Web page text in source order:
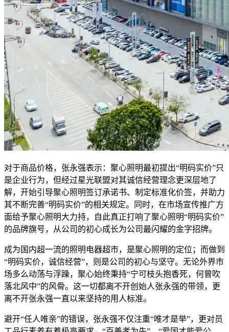
对于商品价格，张永强表示：聚心照明最初提出“明码实价”只
是企业行为，但经过星光联盟对其诚信经营理念更深层地了
解，开始引导聚心照明签订承诺书、制定标准化价签，并助力
其不断完善“明码实价”的相关规定。同时，在市场宣传推广方
面给予聚心照明大力持，自此真正打响了聚心照明“明码实价”
的品牌旗号，从公司的初心成长为公司最闪耀的金字招牌。
成为国内超一流的照明电器超市，是聚心照明的定位；而做到
“明码实价，诚信经营”，则是公司的初心与坚守。无论外界市
场多么动荡与浮躁，聚心始终秉持“宁可枝头抱香死，何曾吹
落北风中”的风骨。这一切都离不开创始人张永强的带领，更
离不开张永强一直以来坚持的用人标准。
避开“任人唯亲”的错误，张永强不仅注重“唯才是举”，更对员